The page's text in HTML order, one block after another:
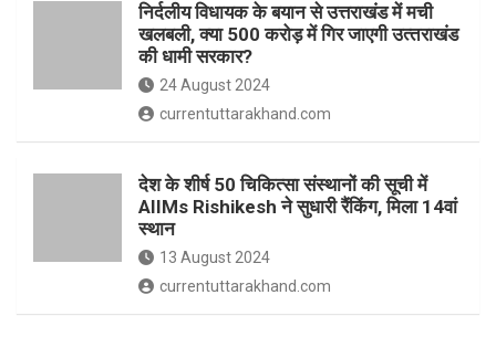
निर्दलीय विधायक के बयान से उत्तराखंड में मची
खलबली, क्‍या 500 करोड़ में गिर जाएगी उत्‍तराखंड
की धामी सरकार?
24 August 2024
currentuttarakhand.com
देश के शीर्ष 50 चिकित्सा संस्थानों की सूची में
AIIMs Rishikesh ने सुधारी रैंकिंग, मिला 14वां
स्थान
13 August 2024
currentuttarakhand.com